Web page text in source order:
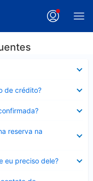
de crédito?
reserva na
eu preciso dele?